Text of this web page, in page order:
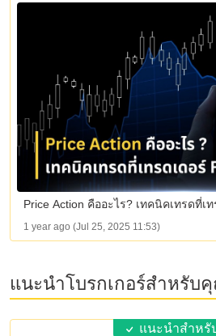
Price Action คืออะไร? เทคนิคเทรดที่เ
1 year ago (Jul 25, 2025 11:53)
แนะนำโบรกเกอร์สำหรับ
แนะนำสำห